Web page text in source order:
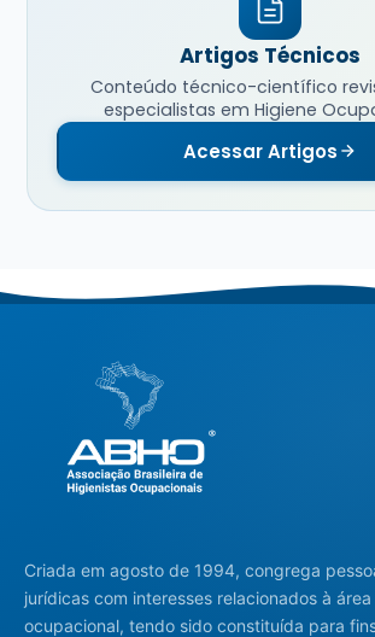
Artigos Técnicos
Conteúdo técnico-científico
especialistas em Higiene
Acessar Artigos
Criada em agosto de 1994, congrega
jurídicas com interesses relacionados à
ocupacional, tendo sido constituída para